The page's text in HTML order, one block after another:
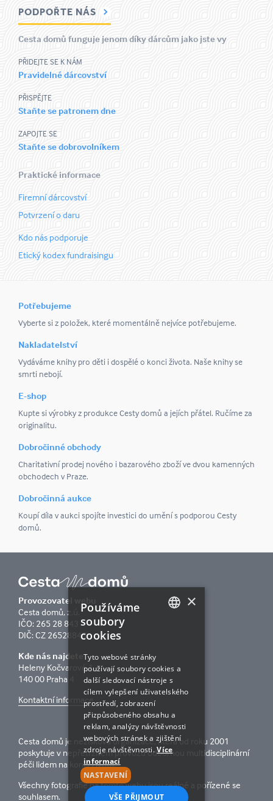
PODPOŘTE NÁS
Cesta domů funguje jenom díky dárcům jako jste vy
PŘIDEJTE SE K NÁM
Pravidelné dárcovství
PŘISPĚJTE
Staňte se patronem dne
ZAPOJTE SE
Staňte se dobrovolníkem
Praktické informace
Firemní dárcovství
Potvrzení o daru
Kdo nás podporuje
Etický kodex fundraisingu
Potřebujeme
Vyberte si z položek, které momentálně nejvíce potřebujeme.
Nakladatelství
Vydáváme knihy pro děti i dospělé o konci života. Naše knihy se
smrti nebojí.
E-shop
Kupte si výrobky z produkce Cesty domů a jejích přátel. Ručíme za
originalitu.
Dobročinné obchody
Charitativní prodej nového i bazarového zboží ve dvou kamenných
obchodech v Praze.
Dobročinná aukce
Koupí díla v aukci spojíte investici do umění s podporou Cesty
domů.
Provozovatel webu
Cesta domů, z.ú.
IČO: 265 28 843
DIČ: CZ 26528843
Kde nás najdete
Heleny Kočvarové 1
140 00 Praha 4
Kontaktní informace
Cesta domů je nezisková organizace, která od roku 2001
poskytuje v nepřetržitém provozu odbornou multidisciplinární
péči lidem na konci života.
Všechny fotografie na tomto webu jsou reálné a pořízené se
souhlasem.
×
Používáme
soubory
cookies
Tyto webové stránky
používají soubory cookies a
další sledovací nástroje s
cílem vylepšení uživatelského
prostředí, zobrazení
přizpůsobeného obsahu a
reklam, analýzy návštěvnosti
webových stránek a zjištění
zdroje návštěvnosti.Více
informací
NASTAVENÍ
VŠE PŘIJMOUT